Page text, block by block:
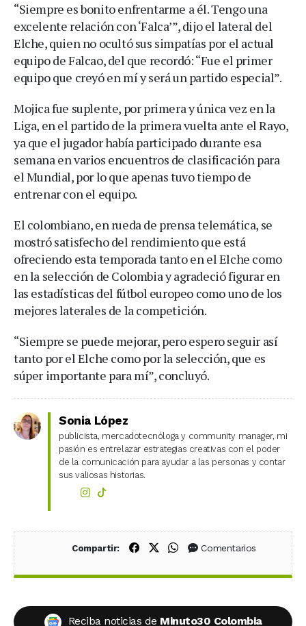
“Siempre es bonito enfrentarme a él. Tengo una
excelente relación con ‘Falca’”, dijo el lateral del
Elche, quien no ocultó sus simpatías por el actual
equipo de Falcao, del que recordó: “Fue el primer
equipo que creyó en mí y será un partido especial”.
Mojica fue suplente, por primera y única vez en la
Liga, en el partido de la primera vuelta ante el Rayo,
ya que el jugador había participado durante esa
semana en varios encuentros de clasificación para
el Mundial, por lo que apenas tuvo tiempo de
entrenar con el equipo.
El colombiano, en rueda de prensa telemática, se
mostró satisfecho del rendimiento que está
ofreciendo esta temporada tanto en el Elche como
en la selección de Colombia y agradeció figurar en
las estadísticas del fútbol europeo como uno de los
mejores laterales de la competición.
“Siempre se puede mejorar, pero espero seguir así
tanto por el Elche como por la selección, que es
súper importante para mí”, concluyó.
Sonia López
publicista, mercadotecnóloga y community manager, mi
pasión es entrelazar estrategias creativas con el poder
de la comunicación para ayudar a las personas y contar
sus valiosas historias.
Compartir: Compartir en Facebook
Compartir en X (Twitter)
Compartir en WhatsApp
Comentarios
Reciba noticias de Minuto30 Colombia